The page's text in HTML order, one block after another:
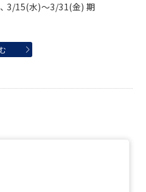
3/15(水)～3/31(金) 期